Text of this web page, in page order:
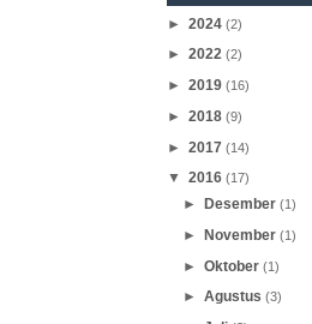
► 2024 (2)
► 2022 (2)
► 2019 (16)
► 2018 (9)
► 2017 (14)
▼ 2016 (17)
► Desember(1)
► November(1)
►Oktober(1)
►Agustus(3)